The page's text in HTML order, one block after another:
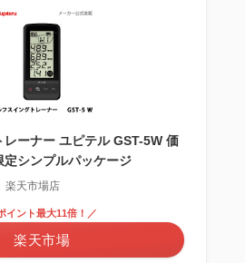
レーナー ユピテル GST-5W 価
シンプルパッケージ
天市場店
イント最大11倍！／
楽天市場